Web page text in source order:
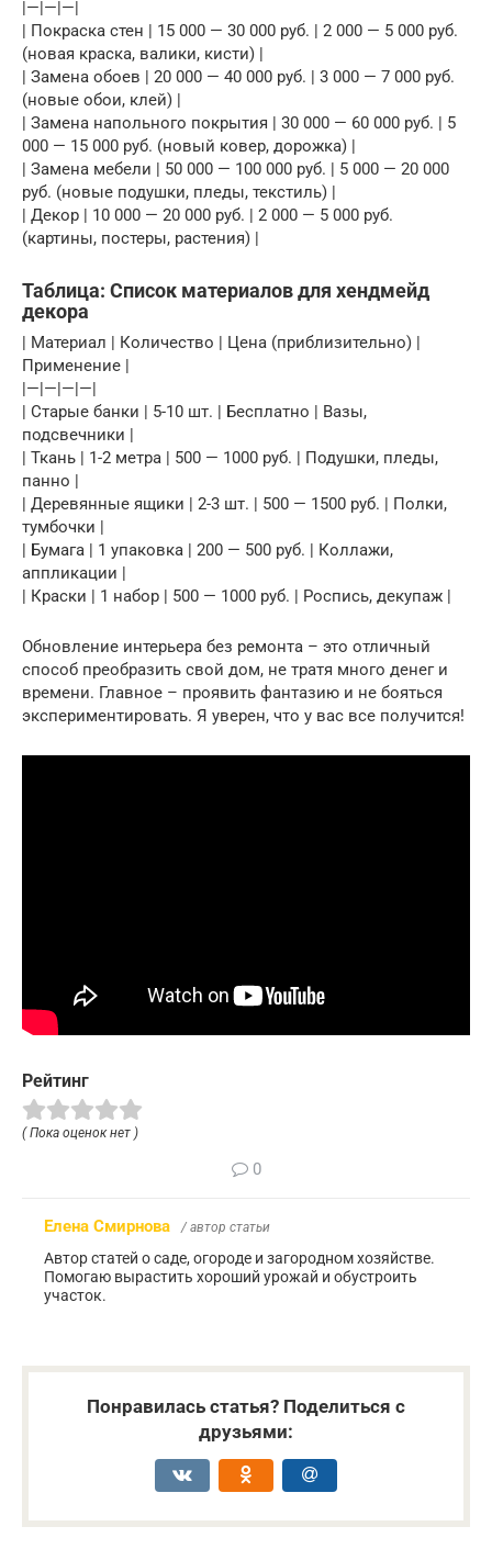
|—|—|—|
| Покраска стен | 15 000 — 30 000 руб. | 2 000 — 5 000 руб.
(новая краска, валики, кисти) |
| Замена обоев | 20 000 — 40 000 руб. | 3 000 — 7 000 руб.
(новые обои, клей) |
| Замена напольного покрытия | 30 000 — 60 000 руб. | 5
000 — 15 000 руб. (новый ковер, дорожка) |
| Замена мебели | 50 000 — 100 000 руб. | 5 000 — 20 000
руб. (новые подушки, пледы, текстиль) |
| Декор | 10 000 — 20 000 руб. | 2 000 — 5 000 руб.
(картины, постеры, растения) |
Таблица: Список материалов для хендмейд
декора
| Материал | Количество | Цена (приблизительно) |
Применение |
|—|—|—|—|
| Старые банки | 5-10 шт. | Бесплатно | Вазы,
подсвечники |
| Ткань | 1-2 метра | 500 — 1000 руб. | Подушки, пледы,
панно |
| Деревянные ящики | 2-3 шт. | 500 — 1500 руб. | Полки,
тумбочки |
| Бумага | 1 упаковка | 200 — 500 руб. | Коллажи,
аппликации |
| Краски | 1 набор | 500 — 1000 руб. | Роспись, декупаж |
Обновление интерьера без ремонта – это отличный
способ преобразить свой дом, не тратя много денег и
времени. Главное – проявить фантазию и не бояться
экспериментировать. Я уверен, что у вас все получится!
Рейтинг
( Пока оценок нет )
0
Елена Смирнова / автор статьи
Автор статей о саде, огороде и загородном хозяйстве.
Помогаю вырастить хороший урожай и обустроить
участок.
Понравилась статья? Поделиться с
друзьями: